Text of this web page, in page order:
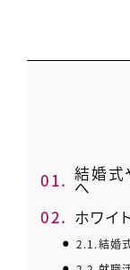
1. 結婚式
へ
2. ホワイ
2.1.結婚